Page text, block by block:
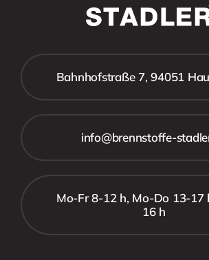
Bahnhofstraße 7, 94051
info@brennstoffe-
Mo-Fr 8-12 h, Mo-Do 13-17
16 h